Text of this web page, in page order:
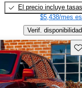
El precio incluye tasas
$5,438/mes
Verif. disponibilidad